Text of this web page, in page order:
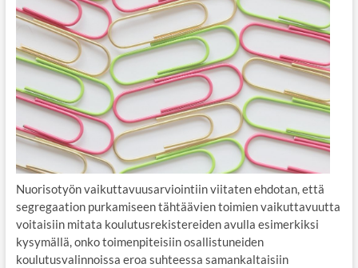
Nuorisotyön vaikuttavuusarviointiin viitaten ehdotan, että
segregaation purkamiseen tähtäävien toimien vaikuttavuutta
voitaisiin mitata koulutusrekistereiden avulla esimerkiksi
kysymällä, onko toimenpiteisiin osallistuneiden
koulutusvalinnoissa eroa suhteessa samankaltaisiin